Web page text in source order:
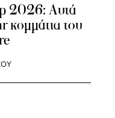
2026: Αυτά
κομμάτια του